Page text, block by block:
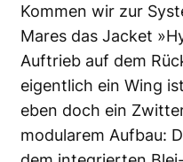
Kommen wir zur
Mares das Jacket
Auftrieb auf dem
eigentlich ein Wing
eben doch ein
modularem Aufbau: